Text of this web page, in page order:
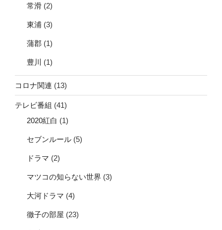
常滑 (2)
東浦 (3)
蒲郡 (1)
豊川 (1)
コロナ関連 (13)
テレビ番組 (41)
2020紅白 (1)
セブンルール (5)
ドラマ (2)
マツコの知らない世界 (3)
大河ドラマ (4)
徹子の部屋 (23)